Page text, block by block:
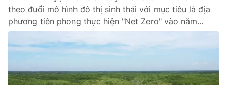
theo đuổi mô hình đô thị sinh thái với mục tiêu là địa
phương tiên phong thực hiện "Net Zero" vào năm...